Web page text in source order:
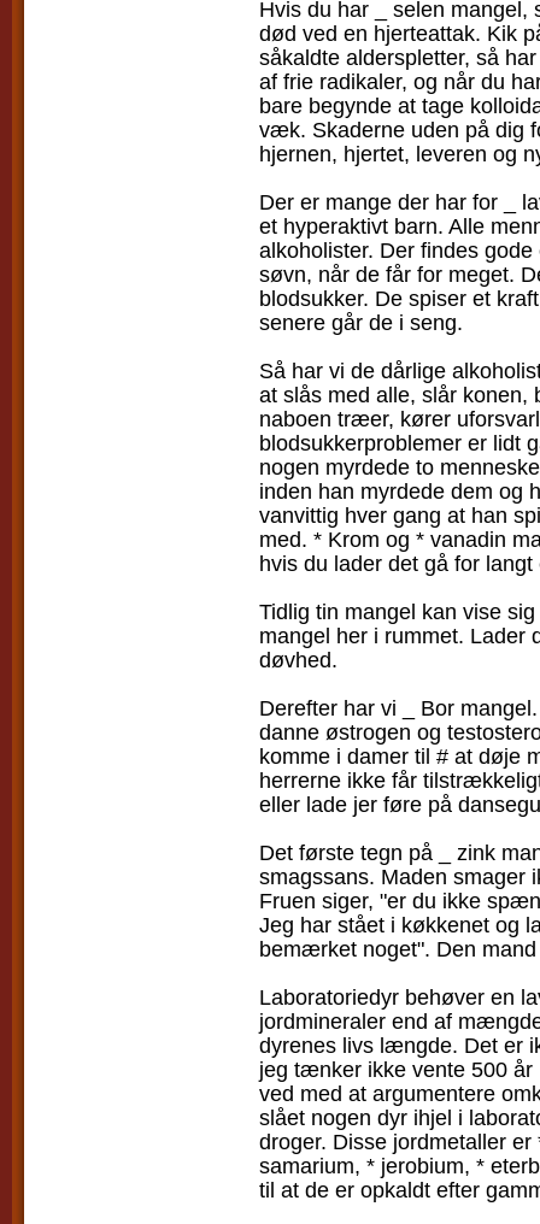
Hvis du har _ selen mangel,
død ved en hjerteattak. Kik
såkaldte alderspletter, så
af frie radikaler, og når du
bare begynde at tage
væk. Skaderne uden på dig
hjernen, hjertet, leveren og
Der er mange der har for _
et hyperaktivt barn. Alle
alkoholister. Der findes
søvn, når de får for meget.
blodsukker. De spiser et
senere går de i seng.
Så har vi de dårlige
at slås med alle, slår
naboen træer, kører
blodsukkerproblemer er lidt
nogen myrdede to
inden han myrdede dem og
vanvittig hver gang at han
med. * Krom og * vanadin
hvis du lader det gå for
Tidlig tin mangel kan vise
mangel her i rummet. Lader
døvhed.
Derefter har vi _ Bor
danne østrogen og
komme i damer til # at døje
herrerne ikke får
eller lade jer føre på
Det første tegn på _ zink
smagssans. Maden smager
Fruen siger, "er du ikke
Jeg har stået i køkkenet og
bemærket noget". Den
Laboratoriedyr behøver en
jordmineraler end af
dyrenes livs længde. Det er
jeg tænker ikke vente 500
ved med at argumentere
slået nogen dyr ihjel i
droger. Disse jordmetaller
samarium, * jerobium, *
til at de er opkaldt efter